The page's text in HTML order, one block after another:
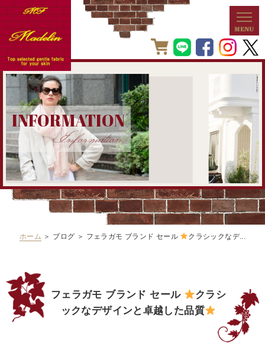
INFORMATION
Information
ホーム ＞ ブログ ＞ フェラガモ ブランド セール クラシックなデ...
フェラガモ ブランド セール
クラシ
ックなデザインと卓越した品質